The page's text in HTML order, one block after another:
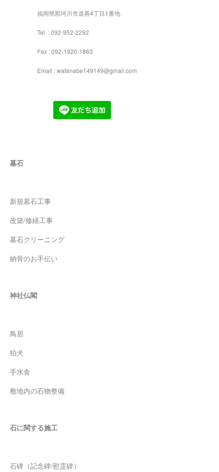
福岡県那珂川市道善4丁目1番地
Tel : 092-952-2292
Fax : 092-1920-1863
Email : watanabe149149@gmail.com
墓石
新規墓石工事
改築/修繕工事
墓石クリーニング
納骨のお手伝い
神社仏閣
鳥居
狛犬
手水舎
敷地内の石物整備
石に関する施工
石碑（記念碑/慰霊碑）